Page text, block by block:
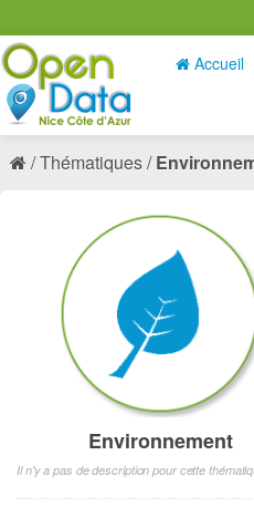
Accueil
Thématiques
Environnement
Il n'y a pas de description pour cette